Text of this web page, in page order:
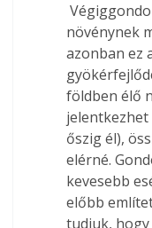
Végiggondolva pár dolgot magunk is logikusan kikövetkeztethetjük, hogy egy
növénynek
azonban ez
földben élő
jelentkezhet
őszig él),
elérné.
kevesebb
előbb
tudjuk,